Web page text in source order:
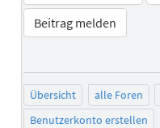
Beitrag melden
Übersicht alle Foren
Benutzerkonto erstellen